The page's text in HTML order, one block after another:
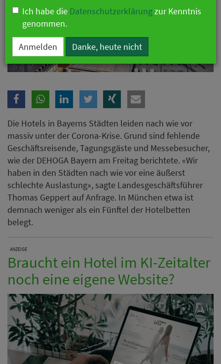
Die Hotels in Bayerns Städten leiden nach wie vor
massiv unter der Corona-Krise. Grund sind fehlende
Geschäftsreisende, Tagungsgäste und Messebesucher,
wie der DEHOGA Bayern am Freitag berichtete. «Wir
haben in den Städten nach wie vor eine äußerst
schlechte Auslastung», sagte Landesgeschäftsführer
Thomas Geppert auf Anfrage. In München etwa ist
demnach weniger als ein Fünftel der Hotelbetten
belegt.
ANZEIGE
Braucht ein Hotel im KI-Zeitalter
noch eine eigene Website?
Ich habe die Datenschutzerklärungzur Kenntnis
genommen.
Anmelden Danke, heute nicht